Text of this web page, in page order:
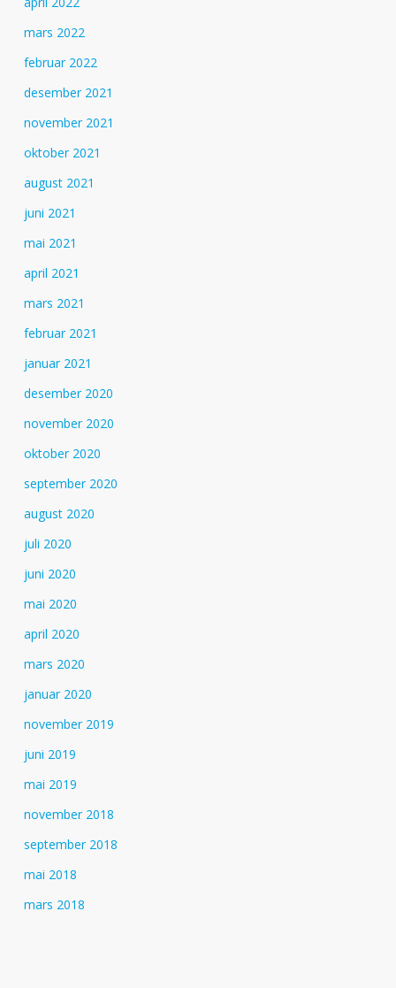
mars 2022
februar 2022
desember 2021
november 2021
oktober 2021
august 2021
juni 2021
mai 2021
april 2021
mars 2021
februar 2021
januar 2021
desember 2020
november 2020
oktober 2020
september 2020
august 2020
juli 2020
juni 2020
mai 2020
april 2020
mars 2020
januar 2020
november 2019
juni 2019
mai 2019
november 2018
september 2018
mai 2018
mars 2018